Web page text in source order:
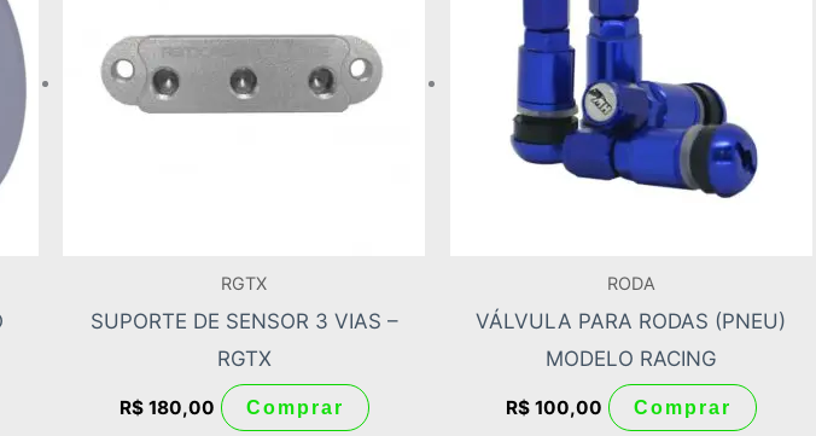
RGTX
SUPORTE DE SENSOR 3 VIAS –
RGTX
R$180,00 Comprar
variantes.
As
página
produto
RODA
VÁLVULA PARA RODAS (PNEU)
MODELO RACING
R$100,00 Comprar